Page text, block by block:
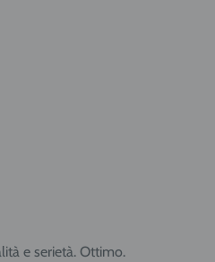
e serietà. Ottimo.